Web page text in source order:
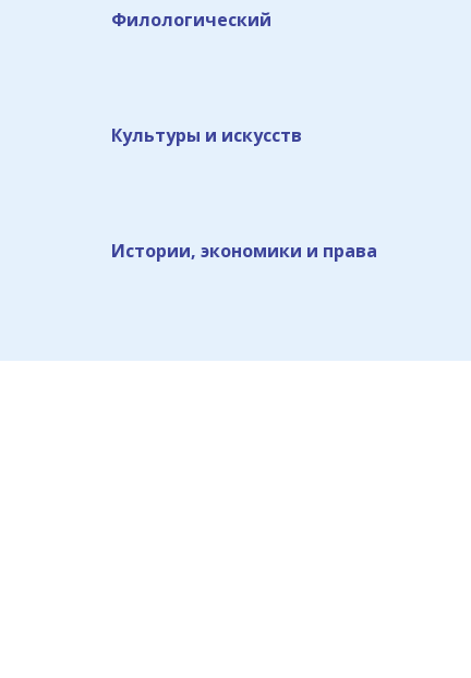
Филологический
Культуры и искусств
Истории, экономики и права